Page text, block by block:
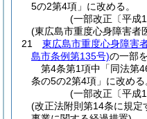
5の2第4項」に改める。
(一部改正〔平成
(東広島市重度心身障害者
21
東広島市重度心身障害
島市条例第135号)の一部
第4条第1項中「同法第
条の5の2第4項」に改める
(一部改正〔平成
(改正法附則第14条に規定